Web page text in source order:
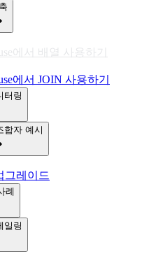
에서 배열 사용하기
에서 JOIN 사용하기
터링
합자 예시
그레이드
례
일링